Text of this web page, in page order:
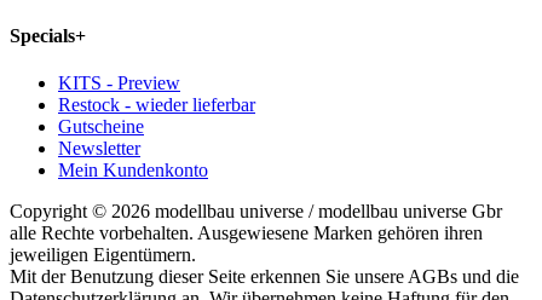
Specials+
KITS - Preview
Restock - wieder lieferbar
Gutscheine
Newsletter
Mein Kundenkonto
Copyright © 2026 modellbau universe / modellbau universe Gbr
alle Rechte vorbehalten. Ausgewiesene Marken gehören ihren
jeweiligen Eigentümern.
Mit der Benutzung dieser Seite erkennen Sie unsere AGBs und die